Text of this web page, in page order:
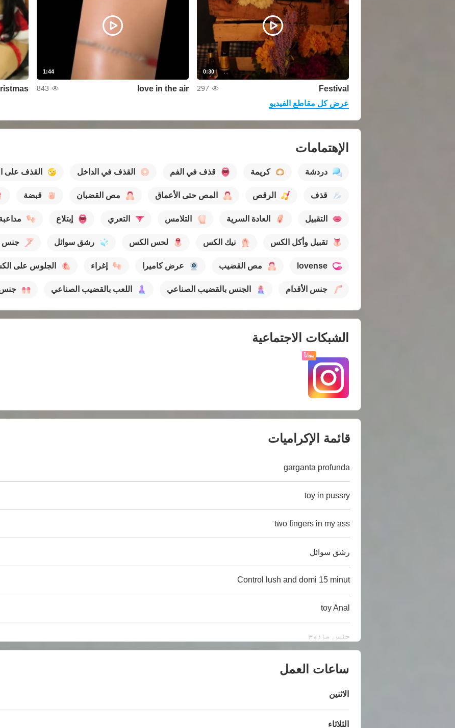
0:30
Festival
297
1:44
love in the air
843
عرض كل مقاطع الفيديو
الإهتمامات
دردشة كريمة قذف في الفم القذف في الداخل القذف على
قذف الرقص المص حتى الأعماق مص القضبان قبضة
التقبيل العادة السرية التلامس التعري إبتلاع
تقبيل وأكل الكس نيك الكس لحس الكس رشق سوائل جنس
lovense مص القضيب عرض كاميرا إغراء الجلوس على
جنس الأقدام الجنس بالقضيب الصناعي اللعب بالقضيب الصناعي جنس
الشبكات الاجتماعية
مجاناً
قائمة الإكراميات
garganta profunda
toy in pussry
two fingers in my ass
رشق سوائل
Control lush and domi 15 minut
toy Anal
جنس مزدوج
ساعات العمل
الاثنين
الثلاثاء